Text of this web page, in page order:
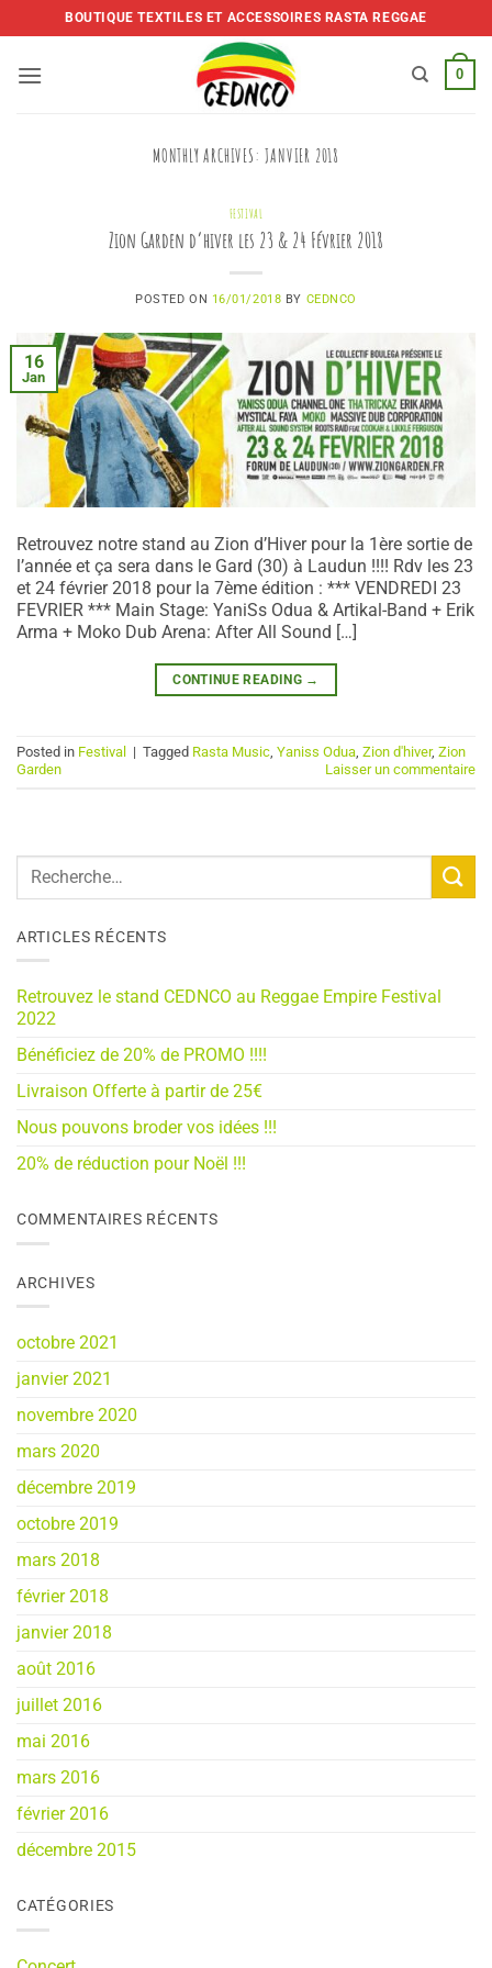
to
BOUTIQUE TEXTILES ET ACCESSOIRES RASTA REGGAE
0
MONTHLY ARCHIVES:JANVIER 2018
FESTIVAL
Zion Garden d’hiver les 23 & 24 Février 2018
POSTED ON 16/01/2018 BY CEDNCO
16
Jan
Retrouvez notre stand au Zion d’Hiver pour la 1ère sortie de
l’année et ça sera dans le Gard (30) à Laudun !!!! Rdv les 23
et 24 février 2018 pour la 7ème édition : *** VENDREDI 23
FEVRIER *** Main Stage: YaniSs Odua & Artikal-Band + Erik
Arma + Moko Dub Arena: After All Sound […]
CONTINUE READING →
Posted in Festival | Tagged Rasta Music Yaniss Odua Zion d'hiver, Zion
Garden
Laisser un commentaire
ARTICLES RÉCENTS
Retrouvez le stand CEDNCO au Reggae Empire Festival
2022
Bénéficiez de 20% de PROMO !!!!
Livraison Offerte à partir de 25€
Nous pouvons broder vos idées !!!
20% de réduction pour Noël !!!
COMMENTAIRES RÉCENTS
ARCHIVES
octobre 2021
janvier 2021
novembre 2020
mars 2020
décembre 2019
octobre 2019
mars 2018
février 2018
janvier 2018
août 2016
juillet 2016
mai 2016
mars 2016
février 2016
décembre 2015
CATÉGORIES